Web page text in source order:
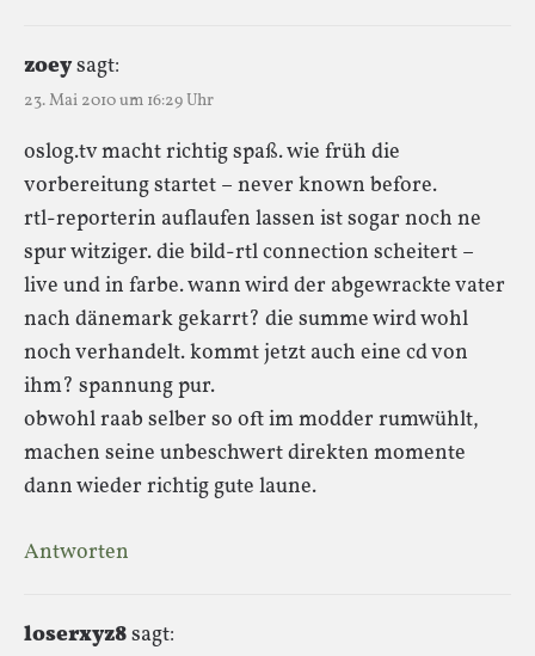
zoeysagt:
23. Mai 2010 um 16:29 Uhr
oslog.tv macht richtig spaß. wie früh die
vorbereitung startet – never known before.
rtl-reporterin auflaufen lassen ist sogar noch ne
spur witziger. die bild-rtl connection scheitert –
live und in farbe. wann wird der abgewrackte vater
nach dänemark gekarrt? die summe wird wohl
noch verhandelt. kommt jetzt auch eine cd von
ihm? spannung pur.
obwohl raab selber so oft im modder rumwühlt,
machen seine unbeschwert direkten momente
dann wieder richtig gute laune.
Antworten
loserxyz8sagt: